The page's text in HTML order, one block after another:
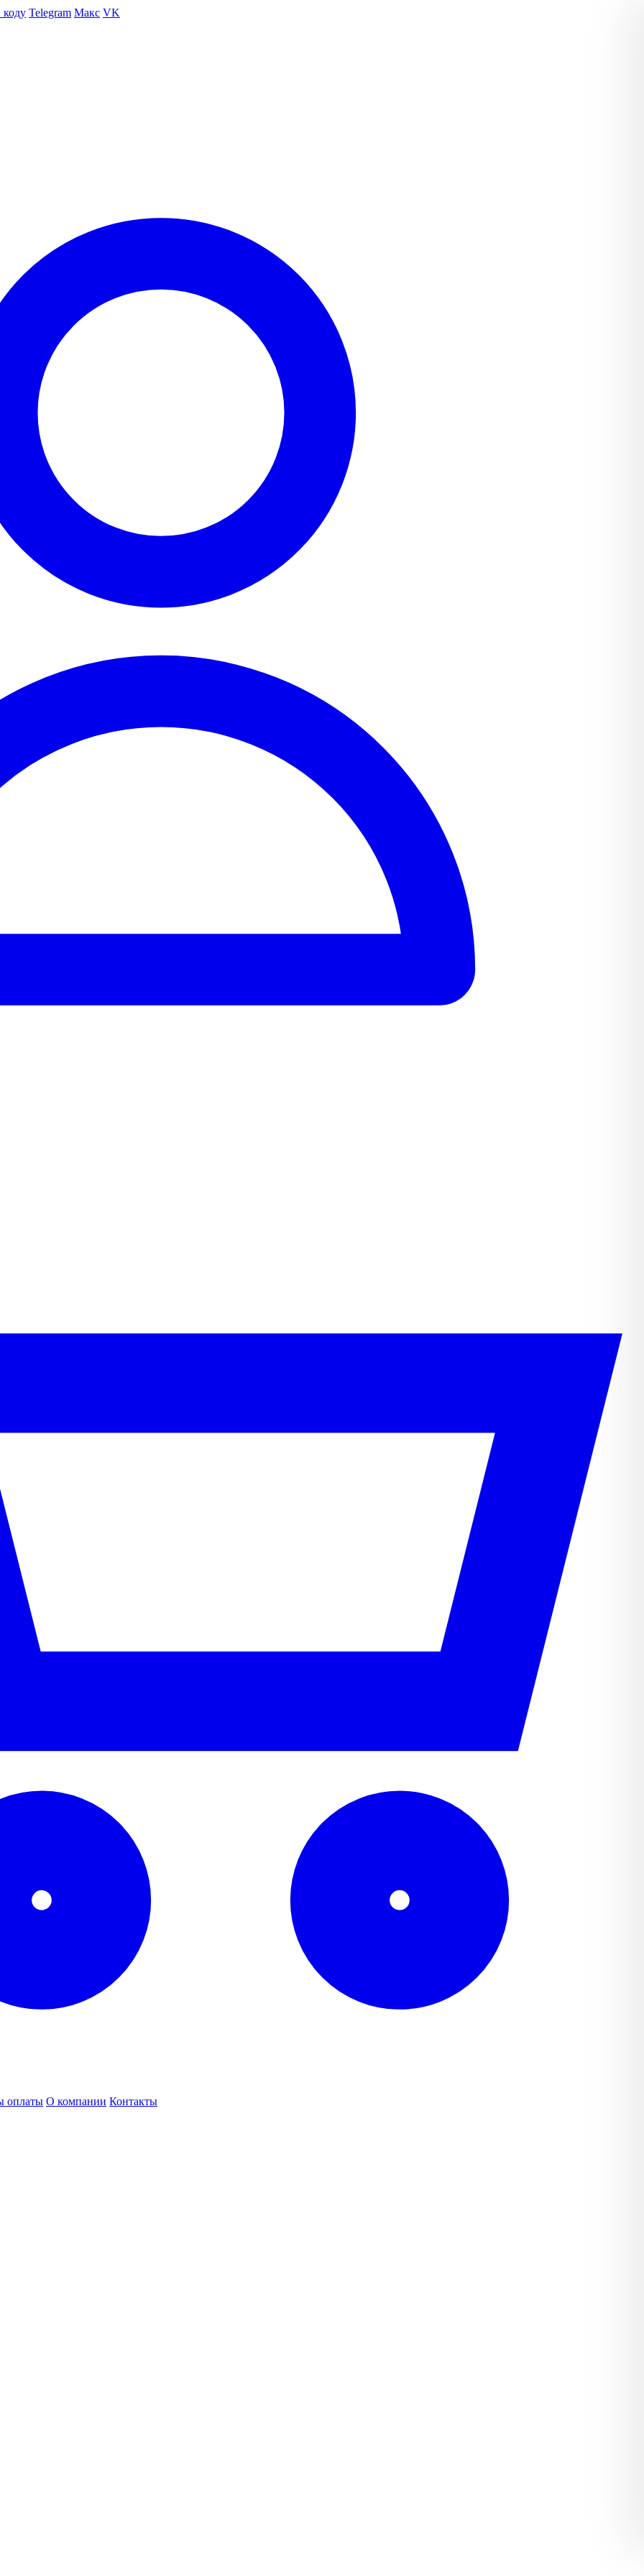
коду Telegram Макс VK
оплаты О компании Контакты